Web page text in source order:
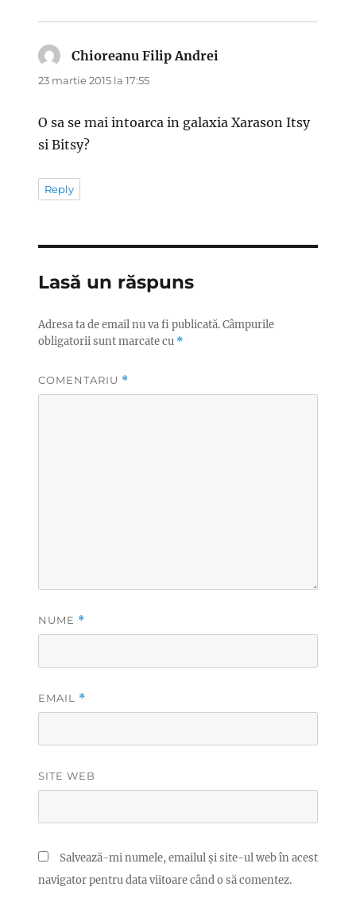
Chioreanu Filip Andreispune:
23 martie 2015 la 17:55
O sa se mai intoarca in galaxia Xarason Itsy
si Bitsy?
Reply
Lasă un răspuns
Adresa ta de email nu va fi publicată.Câmpurile
obligatorii sunt marcate cu *
COMENTARIU *
NUME *
EMAIL *
SITE WEB
Salvează-mi numele, emailul și site-ul web în acest
navigator pentru data viitoare când o să comentez.